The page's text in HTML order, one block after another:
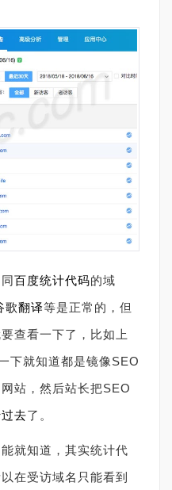
百度统计代码的域
歌翻译等是正常的，但
查看一下了，比如上
下就知道都是镜像SEO
站，然后站长把SEO
过去了。
就知道，其实统计代
在受访域名只能看到